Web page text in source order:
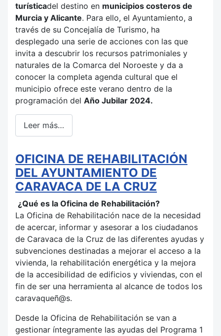
turísticadel destino en municipios costeros de
Murcia y Alicante. Para ello, el Ayuntamiento, a
través de su Concejalía de Turismo, ha
desplegado una serie de acciones con las que
invita a descubrir los recursos patrimoniales y
naturales de la Comarca del Noroeste y da a
conocer la completa agenda cultural que el
municipio ofrece este verano dentro de la
programación del Año Jubilar 2024.
Leer más…
OFICINA DE REHABILITACIÓN
DEL AYUNTAMIENTO DE
CARAVACA DE LA CRUZ
¿Qué es la Oficina de Rehabilitación?
La Oficina de Rehabilitación nace de la necesidad
de acercar, informar y asesorar a los ciudadanos
de Caravaca de la Cruz de las diferentes ayudas y
subvenciones destinadas a mejorar el acceso a la
vivienda, la rehabilitación energética y la mejora
de la accesibilidad de edificios y viviendas, con el
fin de ser una herramienta al alcance de todos los
caravaqueñ@s.
Desde la Oficina de Rehabilitación se van a
gestionar íntegramente las ayudas del Programa 1